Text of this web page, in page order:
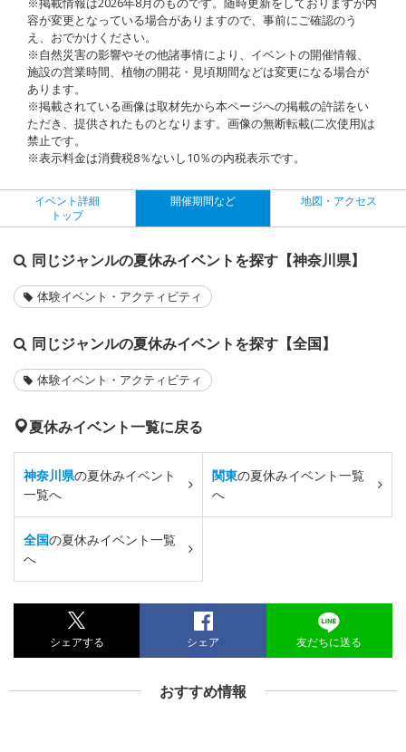
容が変更となっている場合がありますので、事前にご確認のう
え、おでかけください。
※自然災害の影響やその他諸事情により、イベントの開催情報、
施設の営業時間、植物の開花・見頃期間などは変更になる場合が
あります。
※掲載されている画像は取材先から本ページへの掲載の許諾をい
ただき、提供されたものとなります。画像の無断転載(二次使用)は
禁止です。
※表示料金は消費税8％ないし10％の内税表示です。
イベント詳細
トップ
開催期間など 地図・アクセス
同じジャンルの夏休みイベントを探す【神奈川県】
体験イベント・アクティビティ
同じジャンルの夏休みイベントを探す【全国】
体験イベント・アクティビティ
夏休みイベント一覧に戻る
神奈川県の夏休みイベント
一覧へ
関東の夏休みイベント一覧
へ
全国の夏休みイベント一覧
へ
シェアする シェア 友だちに送る
おすすめ情報